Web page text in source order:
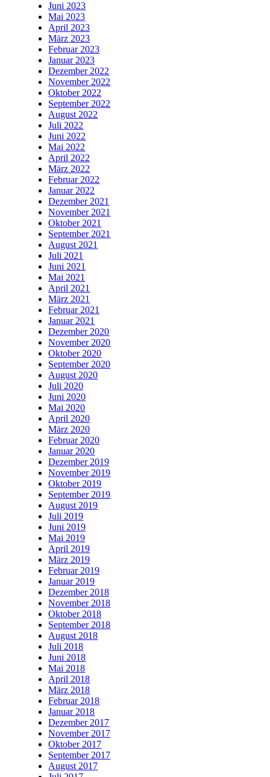
Juni 2023
Mai 2023
April 2023
März 2023
Februar 2023
Januar 2023
Dezember 2022
November 2022
Oktober 2022
September 2022
August 2022
Juli 2022
Juni 2022
Mai 2022
April 2022
März 2022
Februar 2022
Januar 2022
Dezember 2021
November 2021
Oktober 2021
September 2021
August 2021
Juli 2021
Juni 2021
Mai 2021
April 2021
März 2021
Februar 2021
Januar 2021
Dezember 2020
November 2020
Oktober 2020
September 2020
August 2020
Juli 2020
Juni 2020
Mai 2020
April 2020
März 2020
Februar 2020
Januar 2020
Dezember 2019
November 2019
Oktober 2019
September 2019
August 2019
Juli 2019
Juni 2019
Mai 2019
April 2019
März 2019
Februar 2019
Januar 2019
Dezember 2018
November 2018
Oktober 2018
September 2018
August 2018
Juli 2018
Juni 2018
Mai 2018
April 2018
März 2018
Februar 2018
Januar 2018
Dezember 2017
November 2017
Oktober 2017
September 2017
August 2017